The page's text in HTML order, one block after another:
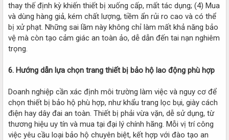
thay thế định kỳ khiến thiết bị xuống cấp, mất tác dụng; (4) Mua
và dùng hàng giả, kém chất lượng, tiềm ẩn rủi ro cao và có thể
bị xử phạt. Những sai lầm này không chỉ làm mất khả năng bảo
vệ mà còn tạo cảm giác an toàn ảo, dễ dẫn đến tai nạn nghiêm
trọng.
6. Hướng dẫn lựa chọn trang thiết bị bảo hộ lao động phù hợp
Doanh nghiệp cần xác định môi trường làm việc và nguy cơ để
chọn thiết bị bảo hộ phù hợp, như khẩu trang lọc bụi, giày cách
điện hay dây đai an toàn. Thiết bị phải vừa vặn, dễ sử dụng, từ
thương hiệu uy tín và mua tại đại lý chính hãng. Mỗi vị trí công
việc yêu cầu loại bảo hộ chuyên biệt, kết hợp với đào tạo an